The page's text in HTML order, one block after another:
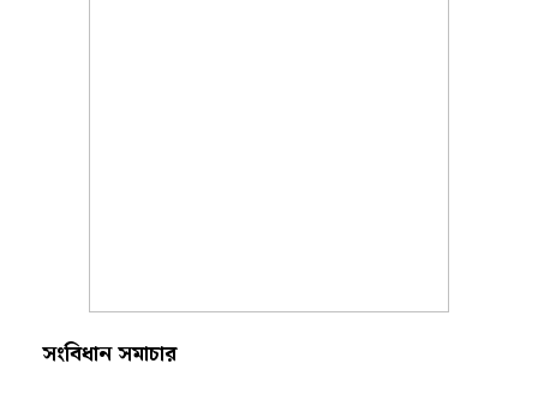
সংবিধান সমাচার